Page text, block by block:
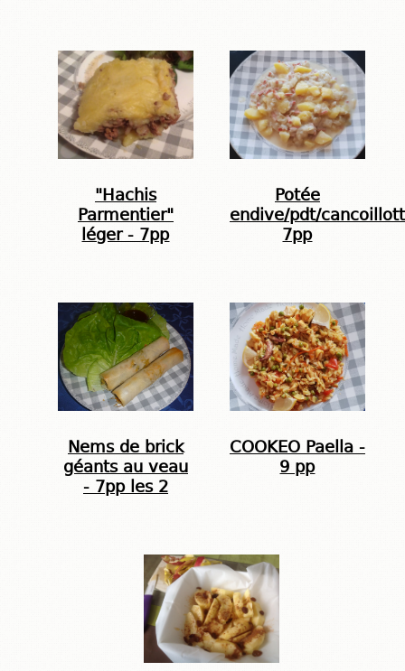
"Hachis
Parmentier"
léger - 7pp
Potée
endive/pdt/
7pp
Nems de brick
géants au veau
- 7pp les 2
COOKEO Paella -
9 pp